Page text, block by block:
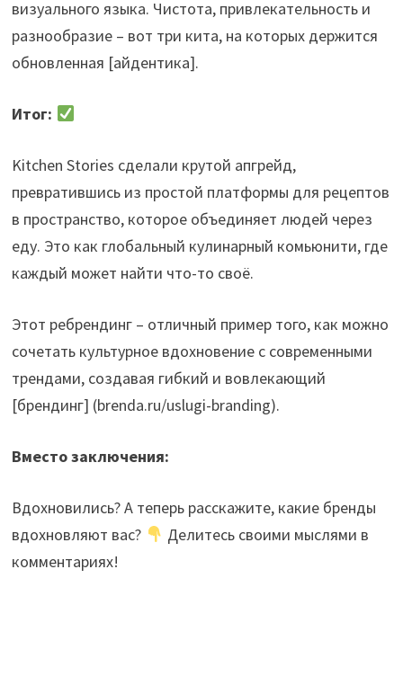
визуального языка. Чистота, привлекательность и
разнообразие – вот три кита, на которых держится
обновленная [айдентика].
Итог:
Kitchen Stories сделали крутой апгрейд,
превратившись из простой платформы для рецептов
в пространство, которое объединяет людей через
еду. Это как глобальный кулинарный комьюнити, где
каждый может найти что-то своё.
Этот ребрендинг – отличный пример того, как можно
сочетать культурное вдохновение с современными
трендами, создавая гибкий и вовлекающий
[брендинг] (brenda.ru/uslugi-branding).
Вместо заключения:
Вдохновились? А теперь расскажите, какие бренды
вдохновляют вас?
Делитесь своими мыслями в
комментариях!